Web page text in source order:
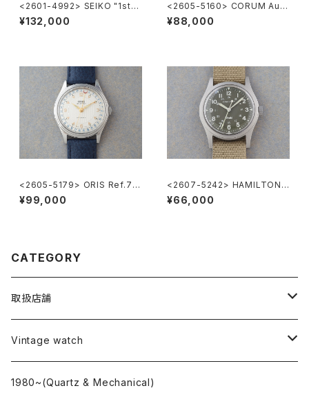
<2601-4992> SEIKO "1st"
KING SEIKO
¥132,000
<2605-5160> CORUM Auto
matic
¥88,000
<2605-5179> ORIS Ref.74
70 ”POINTER DATE"
¥99,000
<2607-5242> HAMILTON
Khaki Nature
¥66,000
CATEGORY
取扱店舗
L o'clock
"delve"
Vintage watch
海外ブランド
1980~(Quartz & Mechanical)